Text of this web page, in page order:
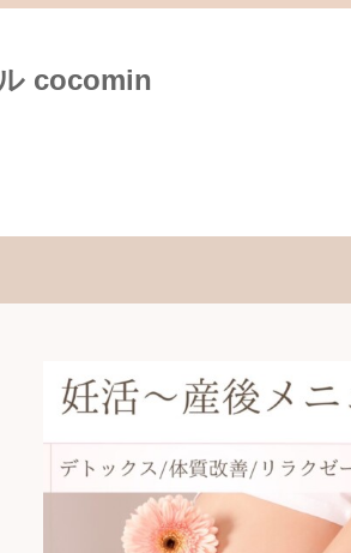
cocomin